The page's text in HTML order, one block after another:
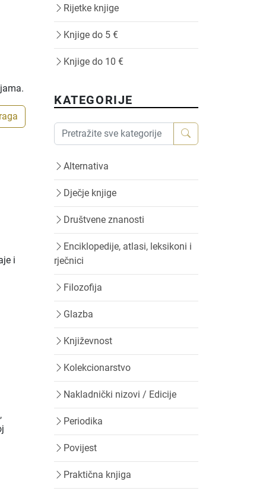
i
Rijetke knjige
Knjige do 5 €
Knjige do 10 €
KATEGORIJE
Alternativa
Dječje knjige
Društvene znanosti
Enciklopedije, atlasi, leksikoni i
rječnici
Filozofija
Glazba
Književnost
Kolekcionarstvo
Nakladnički nizovi / Edicije
Periodika
Povijest
Praktična knjiga